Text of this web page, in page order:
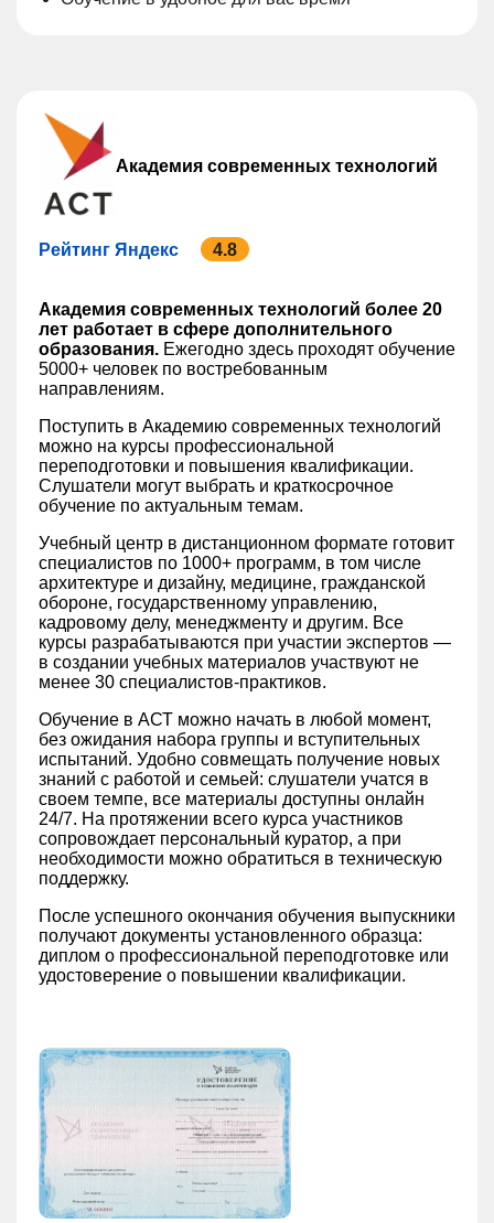
Академия современных технологий
Рейтинг Яндекс 4.8
Академия современных технологий более 20
лет работает в сфере дополнительного
образования. Ежегодно здесь проходят обучение
5000+ человек по востребованным
направлениям.
Поступить в Академию современных технологий
можно на курсы профессиональной
переподготовки и повышения квалификации.
Слушатели могут выбрать и краткосрочное
обучение по актуальным темам.
Учебный центр в дистанционном формате готовит
специалистов по 1000+ программ, в том числе
архитектуре и дизайну, медицине, гражданской
обороне, государственному управлению,
кадровому делу, менеджменту и другим. Все
курсы разрабатываются при участии экспертов —
в создании учебных материалов участвуют не
менее 30 специалистов-практиков.
Обучение в АСТ можно начать в любой момент,
без ожидания набора группы и вступительных
испытаний. Удобно совмещать получение новых
знаний с работой и семьей: слушатели учатся в
своем темпе, все материалы доступны онлайн
24/7. На протяжении всего курса участников
сопровождает персональный куратор, а при
необходимости можно обратиться в техническую
поддержку.
После успешного окончания обучения выпускники
получают документы установленного образца:
диплом о профессиональной переподготовке или
удостоверение о повышении квалификации.